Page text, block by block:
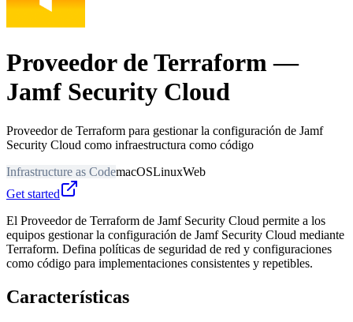
Proveedor de Terraform —
Jamf Security Cloud
Proveedor de Terraform para gestionar la configuración de Jamf
Security Cloud como infraestructura como código
Infrastructure as CodemacOSLinuxWeb
Get started
El Proveedor de Terraform de Jamf Security Cloud permite a los
equipos gestionar la configuración de Jamf Security Cloud mediante
Terraform. Defina políticas de seguridad de red y configuraciones
como código para implementaciones consistentes y repetibles.
Características